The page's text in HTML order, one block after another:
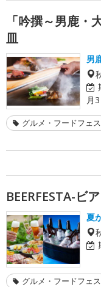
「吟撰～男鹿・
皿
男
月
グルメ・フードフェス
BEERFESTA-ビ
夏
グルメ・フードフェス